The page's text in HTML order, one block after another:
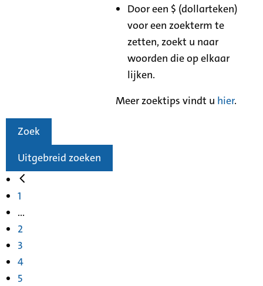
Door een $ (dollarteken)
voor een zoekterm te
zetten, zoekt u naar
woorden die op elkaar
lijken.
Meer zoektips vindt u hier.
Zoek
Uitgebreid zoeken
1
...
2
3
4
5